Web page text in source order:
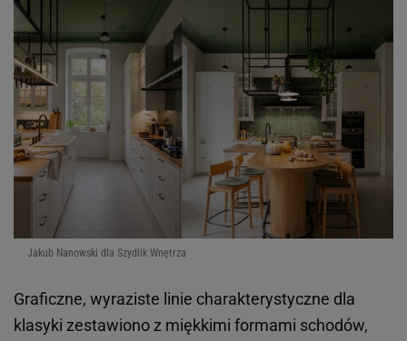
Jakub Nanowski dla Szydlik Wnętrza
Graficzne, wyraziste linie charakterystyczne dla
klasyki zestawiono z miękkimi formami schodów,